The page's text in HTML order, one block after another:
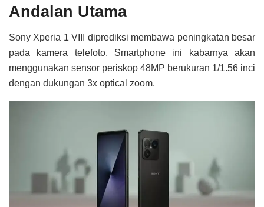
Andalan Utama
Sony Xperia 1 VIII diprediksi membawa peningkatan besar
pada kamera telefoto. Smartphone ini kabarnya akan
menggunakan sensor periskop 48MP berukuran 1/1.56 inci
dengan dukungan 3x optical zoom.